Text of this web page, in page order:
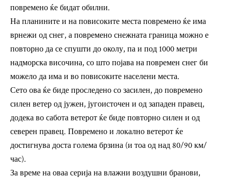
повремено ќе бидат обилни.
На планините и на повисоките места повремено ќе има
врнежи од снег, а повремено снежната граница можно е
повторно да се спушти до околу, па и под 1000 метри
надморска височина, со што појава на повремен снег би
можело да има и во повисоките населени места.
Сето ова ќе биде проследено со засилен, до повремено
силен ветер од јужен, југоисточен и од западен правец,
додека во сабота ветерот ќе биде повторно силен и од
северен правец. Повремено и локално ветерот ќе
достигнува доста голема брзина (и тоа од над 80/90 км/
час).
За време на оваа серија на влажни воздушни бранови,